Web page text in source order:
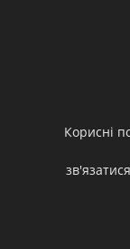
Корисні